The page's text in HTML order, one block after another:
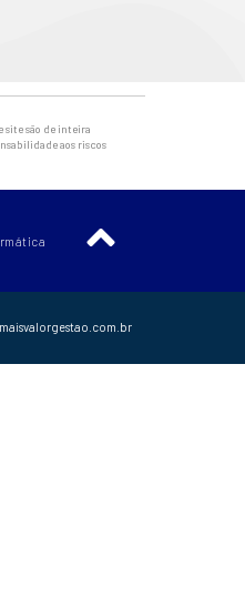
site são de inteira
aos riscos